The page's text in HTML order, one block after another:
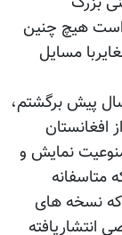
است هیچ چنین
مسایل
پیش برگشتم،
افغانستان
نمایش و
متاسفانه
نسخه های
انتشاریافته